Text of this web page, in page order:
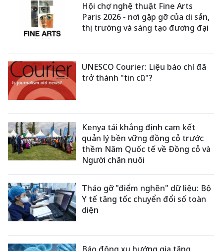
Hội chợ nghệ thuật Fine Arts
Paris 2026 - nơi gặp gỡ của di sản,
thị trường và sáng tạo đương đại
UNESCO Courier: Liệu báo chí đã
trở thành "tin cũ"?
Kenya tái khẳng định cam kết
quản lý bền vững đồng cỏ trước
thềm Năm Quốc tế về Đồng cỏ và
Người chăn nuôi
Tháo gỡ "điểm nghẽn" dữ liệu: Bộ
Y tế tăng tốc chuyển đổi số toàn
diện
Báo động xu hướng gia tăng